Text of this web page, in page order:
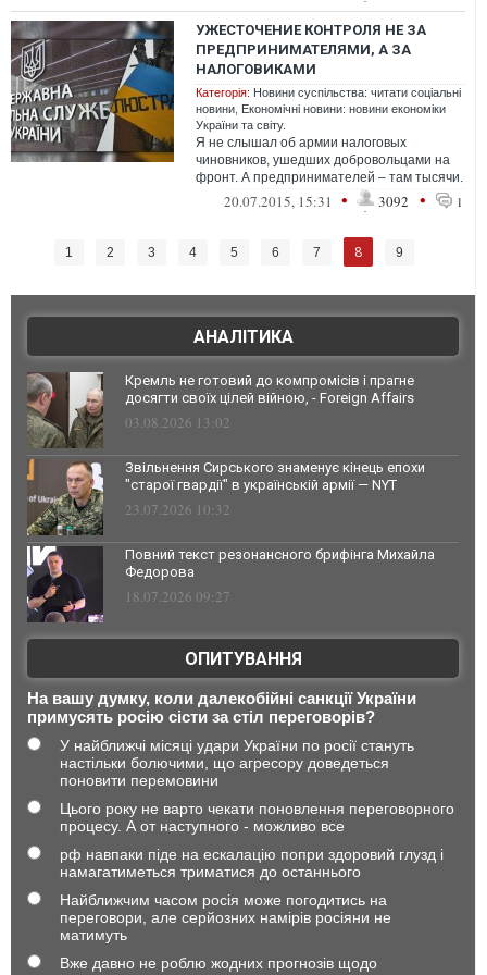
УЖЕСТОЧЕНИЕ КОНТРОЛЯ НЕ ЗА
ПРЕДПРИНИМАТЕЛЯМИ, А ЗА
НАЛОГОВИКАМИ
Категорія: Новини суспільства: читати соціальні
новини Економічні новини: новини економіки
України та світу.
Я не слышал об армии налоговых
чиновников, ушедших добровольцами на
фронт. А предпринимателей – там тысячи.
Я ни разу не встречал информации о
20.07.2015, 15:31 • 3092 • 1
1 2 3 4 5 6 7 8 9
АНАЛІТИКА
Кремль не готовий до компромісів і прагне
досягти своїх цілей війною, - Foreign Affairs
03.08.2026 13:02
Звільнення Сирського знаменує кінець епохи
"старої гвардії" в українській армії — NYT
23.07.2026 10:32
Повний текст резонансного брифінга Михайла
Федорова
18.07.2026 09:27
ОПИТУВАННЯ
На вашу думку, коли далекобійні санкції України
примусять росію сісти за стіл переговорів?
У найближчі місяці удари України по росії стануть
настільки болючими, що агресору доведеться
поновити перемовини
Цього року не варто чекати поновлення переговорного
процесу. А от наступного - можливо все
рф навпаки піде на ескалацію попри здоровий глузд і
намагатиметься триматися до останнього
Найближчим часом росія може погодитись на
переговори, але серйозних намірів росіяни не
матимуть
Вже давно не роблю жодних прогнозів щодо